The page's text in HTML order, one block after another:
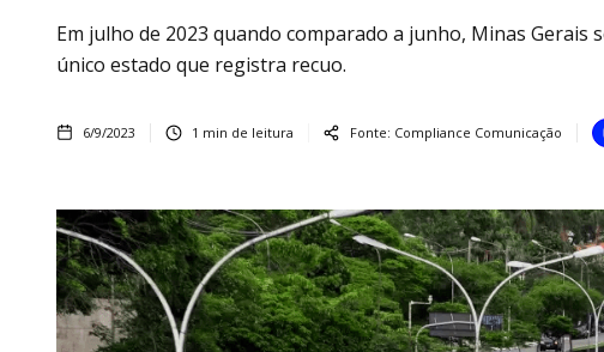
Em julho de 2023 quando comparado a junho, Minas Gerais
único estado que registra recuo.
6/9/2023 1 min de leitura Fonte: Compliance Comunicação